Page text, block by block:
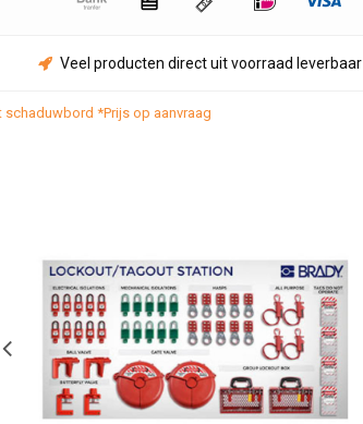
Veel producten direct uit voorraad leverbaar
*Prijs op aanvraag